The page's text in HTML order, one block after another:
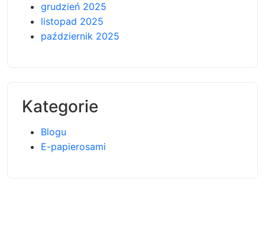
grudzień 2025
listopad 2025
październik 2025
Kategorie
Blogu
E-papierosami